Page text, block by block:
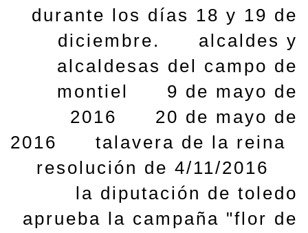
durante los días 18 y 19 de
diciembre.
alcaldes y
alcaldesas del campo de
montiel
9 de mayo de
2016
20 de mayo de
2016
talavera de la reina
resolución de 4/11/2016
la diputación de toledo
aprueba la campaña "flor de